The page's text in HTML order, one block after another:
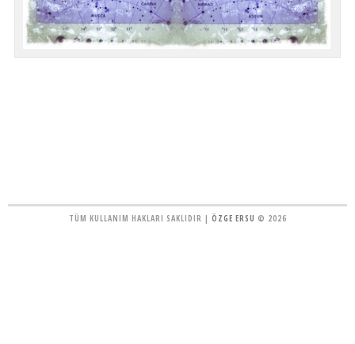
TÜM KULLANIM HAKLARI SAKLIDIR | ÖZGE ERSU © 2026